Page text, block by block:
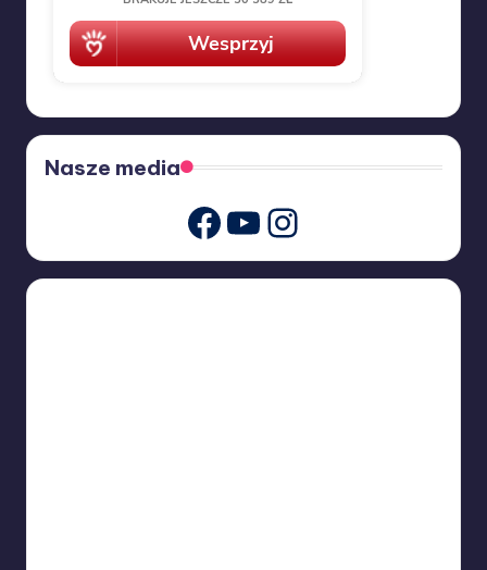
Nasze media
Facebook
Youtube
Instagram